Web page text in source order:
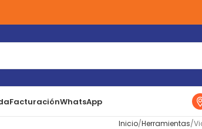
FacturaciónWhatsApp
Inicio Herramientas